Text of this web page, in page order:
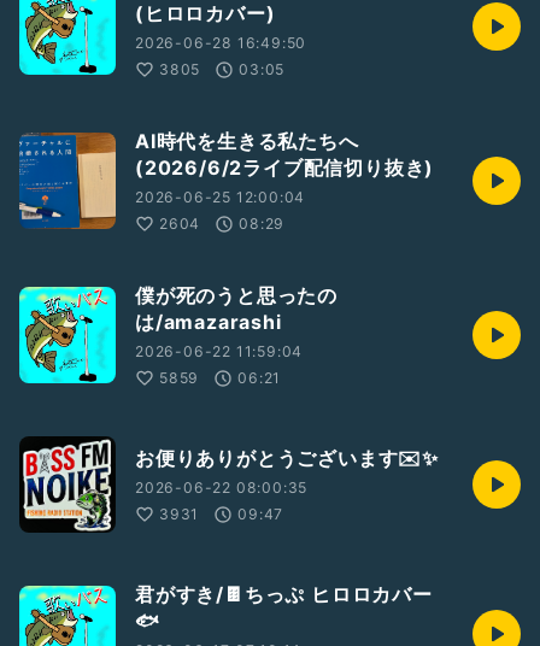
(ヒロロカバー)
2026-06-28 16:49:50
3805
03:05
AI時代を生きる私たちへ
(2026/6/2ライブ配信切り抜き)
2026-06-25 12:00:04
2604
08:29
僕が死のうと思ったの
は/amazarashi
2026-06-22 11:59:04
5859
06:21
お便りありがとうございます✉️✨️
2026-06-22 08:00:35
3931
09:47
君がすき/🍫ちっぷ ヒロロカバー
🐟